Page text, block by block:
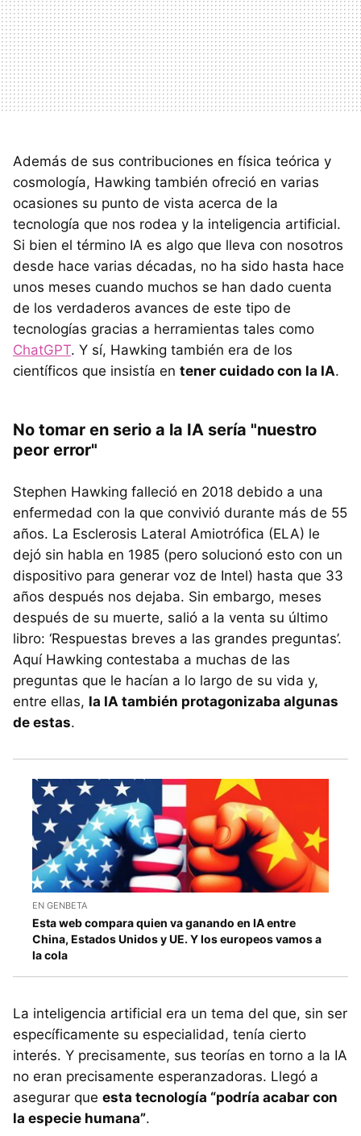
Además de sus contribuciones en física teórica y
cosmología, Hawking también ofreció en varias
ocasiones su punto de vista acerca de la
tecnología que nos rodea y la inteligencia artificial.
Si bien el término IA es algo que lleva con nosotros
desde hace varias décadas, no ha sido hasta hace
unos meses cuando muchos se han dado cuenta
de los verdaderos avances de este tipo de
tecnologías gracias a herramientas tales como
ChatGPT. Y sí, Hawking también era de los
científicos que insistía en tener cuidado con la IA.
No tomar en serio a la IA sería "nuestro
peor error"
Stephen Hawking falleció en 2018 debido a una
enfermedad con la que convivió durante más de 55
años. La Esclerosis Lateral Amiotrófica (ELA) le
dejó sin habla en 1985 (pero solucionó esto con un
dispositivo para generar voz de Intel) hasta que 33
años después nos dejaba. Sin embargo, meses
después de su muerte, salió a la venta su último
libro: ‘Respuestas breves a las grandes preguntas’.
Aquí Hawking contestaba a muchas de las
preguntas que le hacían a lo largo de su vida y,
entre ellas, la IA también protagonizaba algunas
de estas.
EN GENBETA
Esta web compara quien va ganando en IA entre
China, Estados Unidos y UE. Y los europeos vamos a
la cola
La inteligencia artificial era un tema del que, sin ser
específicamente su especialidad, tenía cierto
interés. Y precisamente, sus teorías en torno a la IA
no eran precisamente esperanzadoras. Llegó a
asegurar que esta tecnología “podría acabar con
la especie humana”.